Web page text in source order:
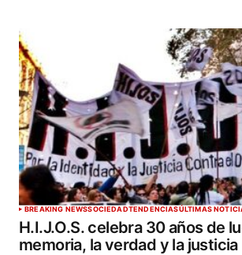
BREAKING NEWSSOCIEDADTENDENCIASÚLTIMAS
H.I.J.O.S. celebra 30 años de
memoria, la verdad y la justicia